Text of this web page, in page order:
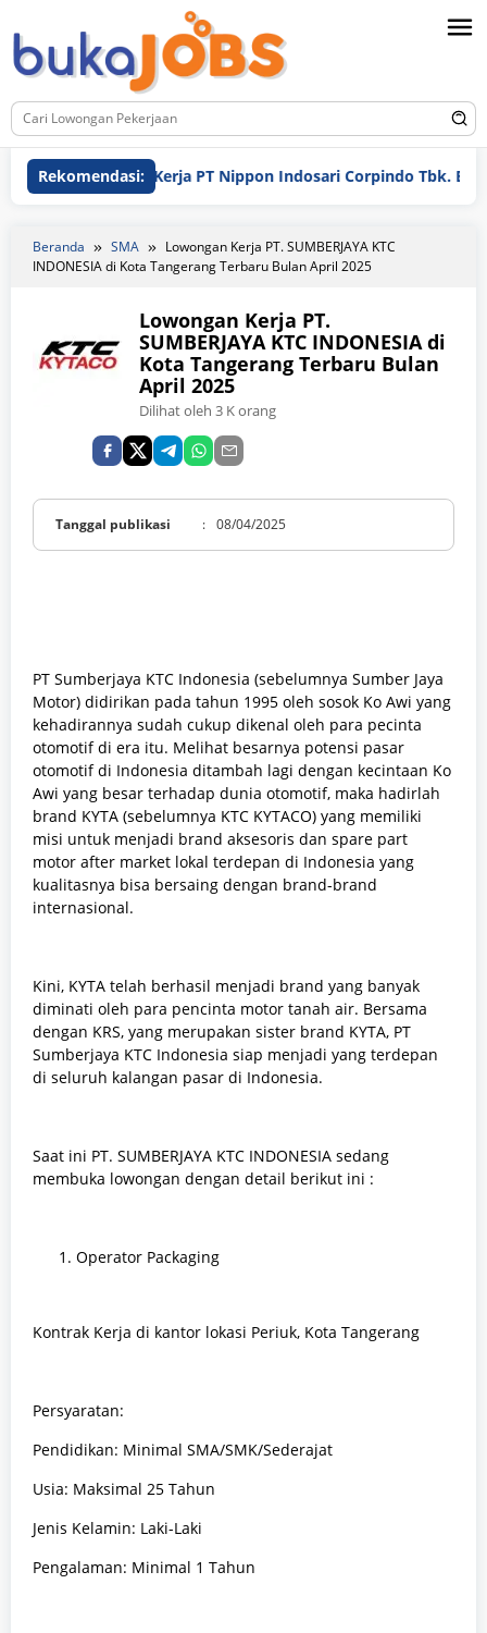
ke
konten
Rekomendasi:
Lowongan Kerja PT Nippon Indosari Corpindo Tbk. Bulan
Beranda SMA
Lowongan Kerja PT. SUMBERJAYA KTC
INDONESIA di Kota Tangerang Terbaru Bulan April 2025
Lowongan Kerja PT.
SUMBERJAYA KTC INDONESIA di
Kota Tangerang Terbaru Bulan
April 2025
Dilihat oleh 3 K orang
Tanggal publikasi : 08/04/2025
PT Sumberjaya KTC Indonesia (sebelumnya Sumber Jaya
Motor) didirikan pada tahun 1995 oleh sosok Ko Awi yang
kehadirannya sudah cukup dikenal oleh para pecinta
otomotif di era itu. Melihat besarnya potensi pasar
otomotif di Indonesia ditambah lagi dengan kecintaan Ko
Awi yang besar terhadap dunia otomotif, maka hadirlah
brand KYTA (sebelumnya KTC KYTACO) yang memiliki
misi untuk menjadi brand aksesoris dan spare part
motor after market lokal terdepan di Indonesia yang
kualitasnya bisa bersaing dengan brand-brand
internasional.
Kini, KYTA telah berhasil menjadi brand yang banyak
diminati oleh para pencinta motor tanah air. Bersama
dengan KRS, yang merupakan sister brand KYTA, PT
Sumberjaya KTC Indonesia siap menjadi yang terdepan
di seluruh kalangan pasar di Indonesia.
Saat ini PT. SUMBERJAYA KTC INDONESIA sedang
membuka lowongan dengan detail berikut ini :
Operator Packaging
Kontrak Kerja di kantor lokasi Periuk, Kota Tangerang
Persyaratan:
Pendidikan: Minimal SMA/SMK/Sederajat
Usia: Maksimal 25 Tahun
Jenis Kelamin: Laki-Laki
Pengalaman: Minimal 1 Tahun